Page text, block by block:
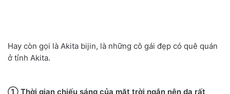
Hay còn gọi là Akita bijin, là những cô gái đẹp có quê quán
ở tỉnh Akita.
① Thời gian chiếu sáng của mặt trời ngắn nên da rất